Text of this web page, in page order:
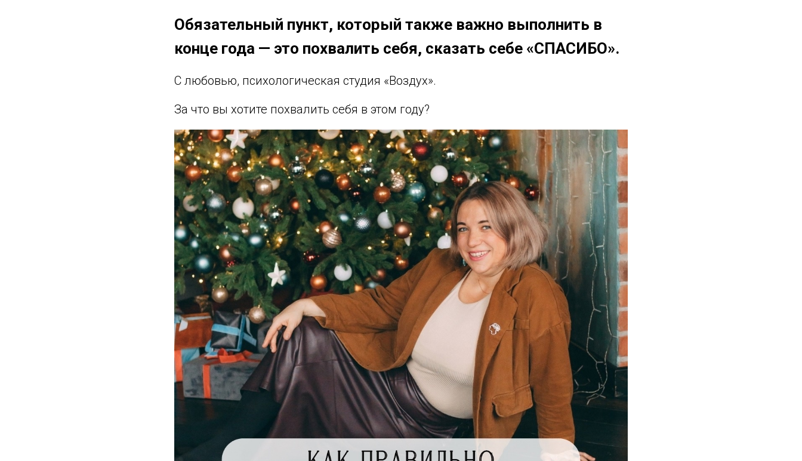
Обязательный пункт, который также важно выполнить в
конце года — это похвалить себя, сказать себе «СПАСИБО».
С любовью, психологическая студия «Воздух».
За что вы хотите похвалить себя в этом году?